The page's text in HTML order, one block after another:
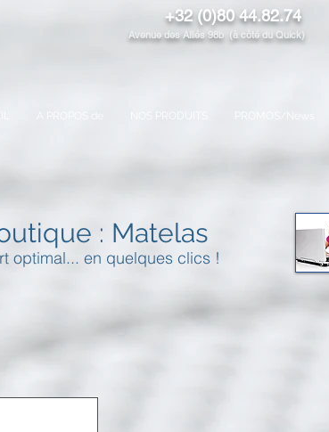
+32 (0)80 44.82.74
Avenue des Alliés 98b (à côté du Quick)
: Matelas
optimal... en quelques clics !